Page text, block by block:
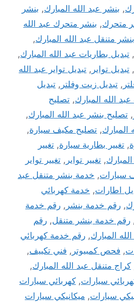
, بنشر عبد الله المبارك, بنشر
متحرك, بنشر متحرك عبد الله
بنشر متنقل عبد الله المبارك,
, تبديل بطاريات عبد الله المبارك,
, تبديل تواير , تبديل تواير عبد الله
, تبديل زيت وفلتر , تبديل
الله المبارك, تصليح
, تصليح بنشر عبد الله المبارك,
المبارك, تصليح مكيف سيارة,
, تغيير بطارية سيارة, تغيير
, تغيير تواير , تغيير تواير
سيارات, خدمة بنشر متنقل عبد
اطارات, خدمة كهربائي
, رقم خدمة بنشر , رقم خدمة
رقم خدمة بنشر متنقل, رقم
المبارك, رقم خدمة كهربائي
, فحص كمبيوتر , فني تكييف,
كراج متنقل عبد الله المبارك,
سيارات, كهربائي سيارات
سيارات, ميكانيكي سيارات